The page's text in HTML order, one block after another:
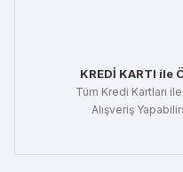
KREDİ KARTI ile
Tüm Kredi Kartları
Alışveriş